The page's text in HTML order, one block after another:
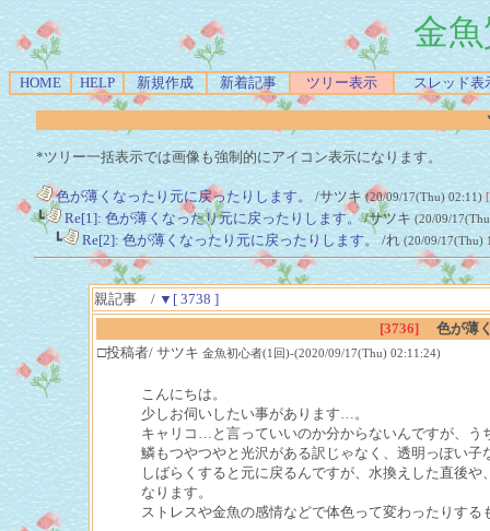
金
HOME HELP 新規作成 新着記事 ツリー表示 スレッド表
*ツリー一括表示では画像も強制的にアイコン表示になります。
色が薄くなったり元に戻ったりします。 /サツキ(20/09/17(Thu) 02:11)
┗ Re[1]: 色が薄くなったり元に戻ったりします。/サツキ (20/09/
┗ Re[2]: 色が薄くなったり元に戻ったりします。 /れ (20/09/17(Thu)
親記事 / ▼[ 3738 ]
[3736]
色が薄
□投稿者/ サツキ 金魚初心者(1回)-(2020/09/17(Thu) 02:11:24)
こんにちは。
少しお伺いしたい事があります…。
キャリコ…と言っていいのか分からないんですが、う
鱗もつやつやと光沢がある訳じゃなく、透明っぽい
しばらくすると元に戻るんですが、水換えした直後
なります。
ストレスや金魚の感情などで体色って変わったりす